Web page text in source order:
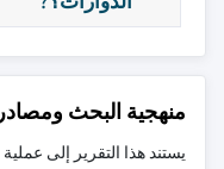
منهجية البحث ومصادر
يستند هذا التقرير إلى